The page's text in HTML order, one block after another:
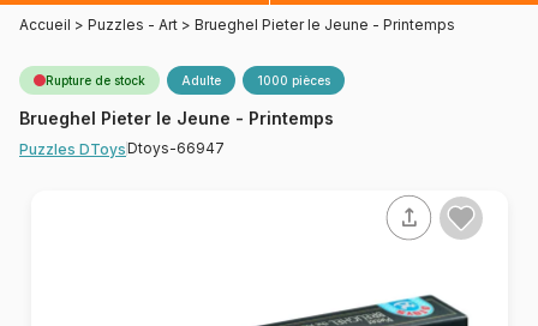
Accueil > Puzzles - Art > Brueghel Pieter le Jeune - Printemps
Rupture de stock Adulte 1000 pièces
Brueghel Pieter le Jeune - Printemps
Puzzles DToysDtoys-66947